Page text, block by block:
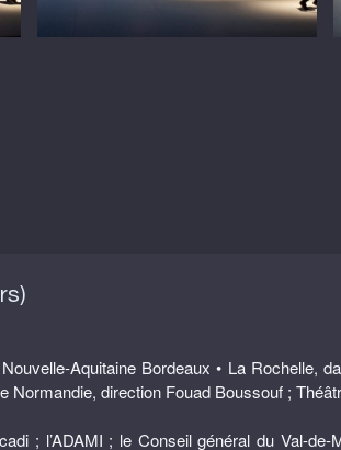
Aquitaine Bordeaux • La Rochelle,
direction Fouad Boussouf ;
; l’ADAMI ; le Conseil général du Val-